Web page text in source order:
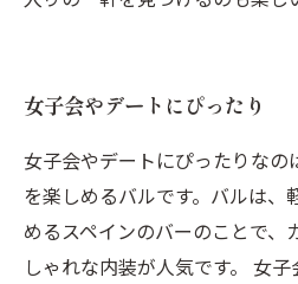
女子会やデートにぴったり
女子会やデートにぴったりな
を楽しめるバルです。バルは、
めるスペインのバーのことで、
しゃれな内装が人気です。 女